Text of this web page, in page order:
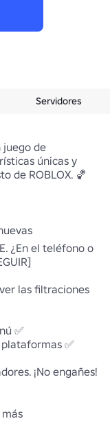
Servidores
juego de
únicas y
de ROBLOX. 🏀
¿En el teléfono o
las filtraciones
✅
✅
¡No engañes!